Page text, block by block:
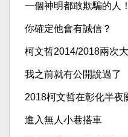
一個神明都敢欺騙的人！
你確定他會有誠信？
柯文哲2014/2018兩次
我之前就有公開說過了
2018柯文哲在彰化半夜
進入無人小巷搭車